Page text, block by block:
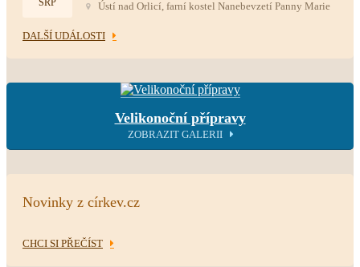
SRP
Ústí nad Orlicí, farní kostel Nanebevzetí Panny Marie
DALŠÍ UDÁLOSTI
Velikonoční přípravy
ZOBRAZIT GALERII
Novinky z církev.cz
CHCI SI PŘEČÍST